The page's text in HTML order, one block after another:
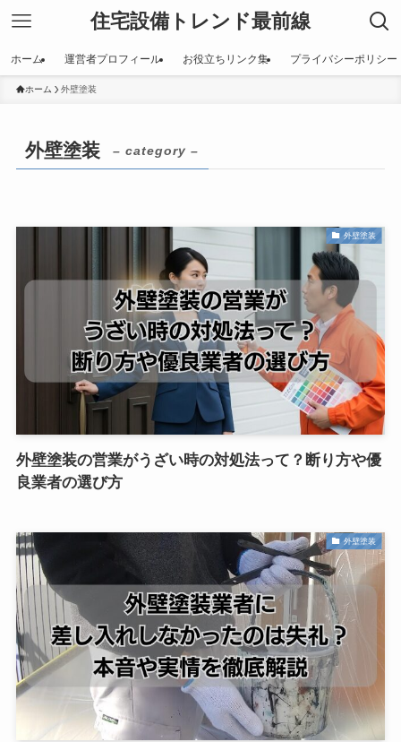
住宅設備トレンド最前線
ホーム 運営者プロフィール お役立ちリンク集 プライバシーポリシー
ホーム 外壁塗装
外壁塗装 – category –
外壁塗装
外壁塗装の営業がうざい時の対処法って？断り方や優
良業者の選び方
外壁塗装